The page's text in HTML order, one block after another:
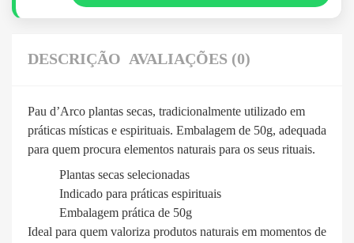
DESCRIÇÃO AVALIAÇÕES (0)
Pau d’Arco plantas secas, tradicionalmente utilizado em
práticas místicas e espirituais. Embalagem de 50g, adequada
para quem procura elementos naturais para os seus rituais.
Plantas secas selecionadas
Indicado para práticas espirituais
Embalagem prática de 50g
Ideal para quem valoriza produtos naturais em momentos de